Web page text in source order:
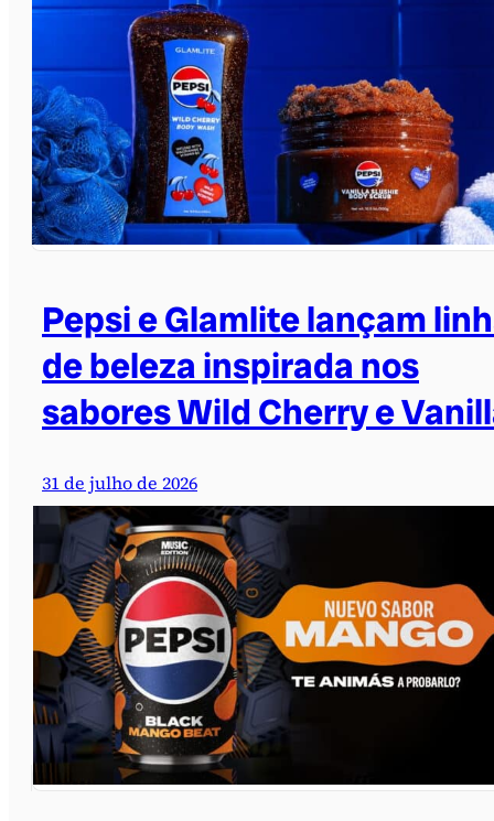
Pepsi e Glamlite lançam
de beleza inspirada nos
sabores Wild Cherry e
31 de julho de 2026